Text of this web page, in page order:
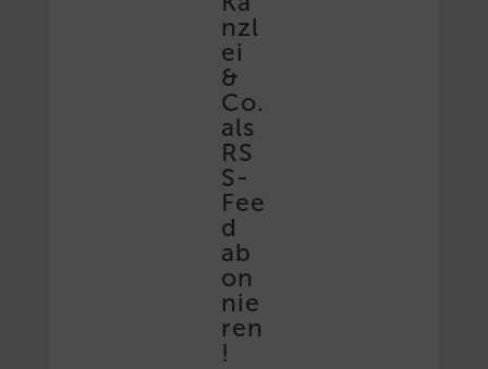
nzl
ei
&
Co.
als
RS
S-
Fee
d
ab
on
nie
ren
!